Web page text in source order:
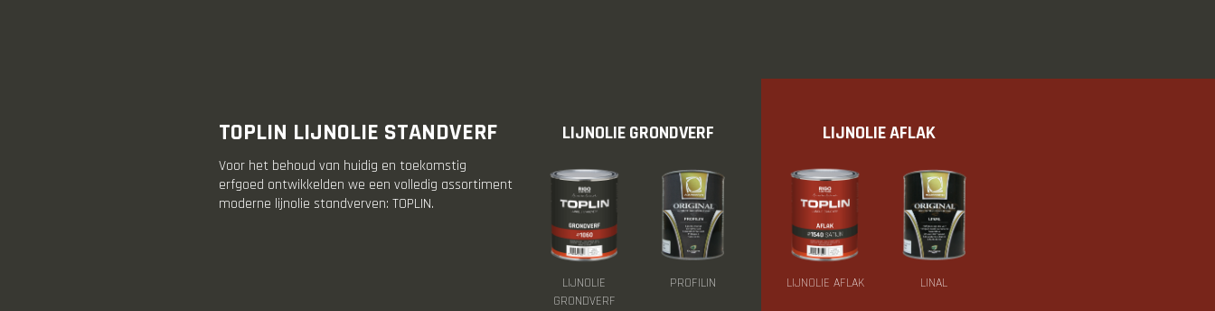
TOPLIN LIJNOLIE STANDVERF
Voor het behoud van huidig en toekomstig
erfgoed ontwikkelden we een volledig assortiment
moderne lijnolie standverven: TOPLIN.
LIJNOLIE GRONDVERF
LIJNOLIE
GRONDVERF
PROFILIN
LIJNOLIE AFLAK
LIJNOLIE AFLAK LINAL